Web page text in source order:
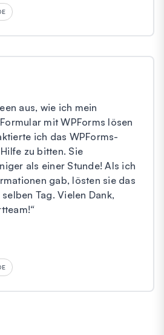
aus, wie ich mein
mit WPForms lösen
ich das WPForms-
zu bitten. Sie
als einer Stunde! Als ich
gab, lösten sie das
Tag. Vielen Dank,
“